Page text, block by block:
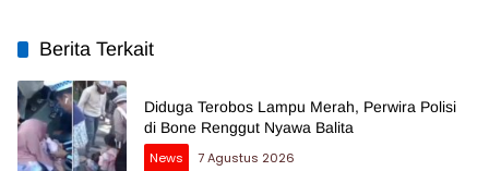
Berita Terkait
Diduga Terobos Lampu Merah, Perwira Polisi
di Bone Renggut Nyawa Balita
News
7 Agustus 2026